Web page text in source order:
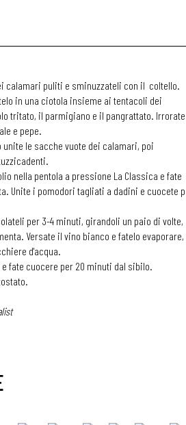
calamari puliti e sminuzzateli con il coltello.
in una ciotola insieme ai tentacoli dei
tritato, il parmigiano e il pangrattato. Irrorate
e pepe.
unite le sacche vuote dei calamari, poi
nella pentola a pressione La Classica e fate
Unite i pomodori tagliati a dadini e cuocete
per 3-4 minuti, girandoli un paio di volte,
Versate il vino bianco e fatelo evaporare,
d'acqua.
fate cuocere per 20 minuti dal sibilo.